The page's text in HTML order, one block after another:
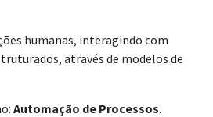
humanas, interagindo com
através de modelos de
Automação de Processos.